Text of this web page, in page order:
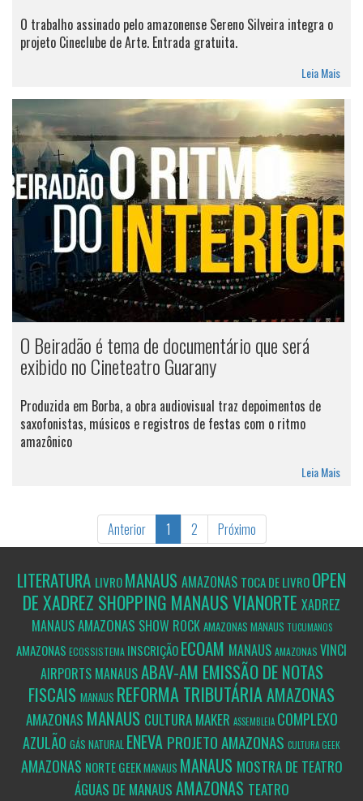
O trabalho assinado pelo amazonense Sereno Silveira integra o
projeto Cineclube de Arte. Entrada gratuita.
Leia Mais
O Beiradão é tema de documentário que será
exibido no Cineteatro Guarany
Produzida em Borba, a obra audiovisual traz depoimentos de
saxofonistas, músicos e registros de festas com o ritmo
amazônico
Leia Mais
Anterior 1 2 Próximo
LITERATURA LIVROMANAUS AMAZONAS TOCA DE LIVROOPEN
DE XADREZ SHOPPING MANAUS VIANORTE XADREZ
MANAUSAMAZONAS SHOW ROCK AMAZONAS MANAUS TUCUMANOS
AMAZONAS ECOSSISTEMA INSCRIÇÃOECOAM MANAUS AMAZONAS VINCI
AIRPORTS MANAUSABAV-AM EMISSÃO DE NOTAS
FISCAIS MANAUS REFORMA TRIBUTÁRIA AMAZONAS
AMAZONAS MANAUS CULTURA MAKER ASSEMBLEIA COMPLEXO
AZULÃO GÁS NATURAL ENEVA PROJETOAMAZONAS CULTURA GEEK
AMAZONAS NORTE GEEKMANAUS MANAUS MOSTRA DE TEATRO
ÁGUAS DE MANAUS AMAZONAS TEATRO